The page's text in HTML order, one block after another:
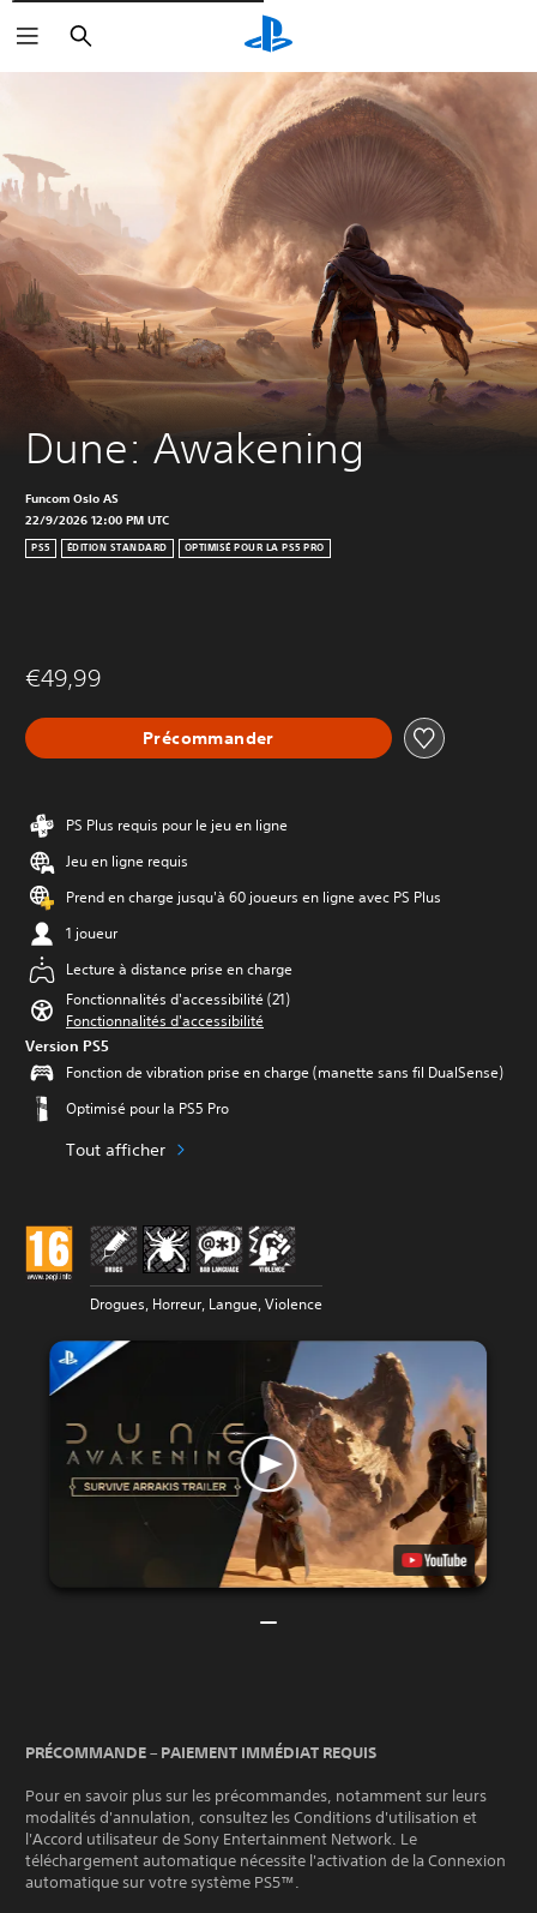
Rechercher
Dune: Awakening
Funcom Oslo AS
22/9/2026 12:00 PM UTC
PS5 ÉDITION STANDARD OPTIMISÉ POUR LA PS5 PRO
€49,99
Précommander
PS Plus requis pour le jeu en ligne
Jeu en ligne requis
Prend en charge jusqu'à 60 joueurs en ligne avec PS Plus
1 joueur
Lecture à distance prise en charge
Fonctionnalités d'accessibilité (21)
Fonctionnalités d'accessibilité
Version PS5
Fonction de vibration prise en charge (manette sans fil DualSense)
Optimisé pour la PS5 Pro
Tout afficher
Drogues, Horreur, Langue, Violence
PRÉCOMMANDE – PAIEMENT IMMÉDIAT REQUIS
Pour en savoir plus sur les précommandes, notamment sur leurs
modalités d'annulation, consultez les Conditions d'utilisation et
l'Accord utilisateur de Sony Entertainment Network. Le
téléchargement automatique nécessite l'activation de la Connexion
automatique sur votre système PS5™.